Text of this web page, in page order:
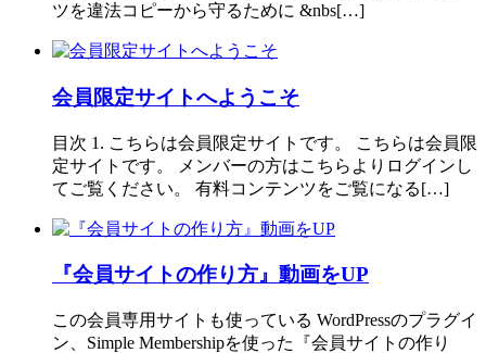
ツを違法コピーから守るために &nbs[…]
会員限定サイトへようこそ
目次 1. こちらは会員限定サイトです。 こちらは会員限
定サイトです。 メンバーの方はこちらよりログインし
てご覧ください。 有料コンテンツをご覧になる[…]
『会員サイトの作り方』動画をUP
この会員専用サイトも使っている WordPressのプラグイ
ン、Simple Membershipを使った『会員サイトの作り